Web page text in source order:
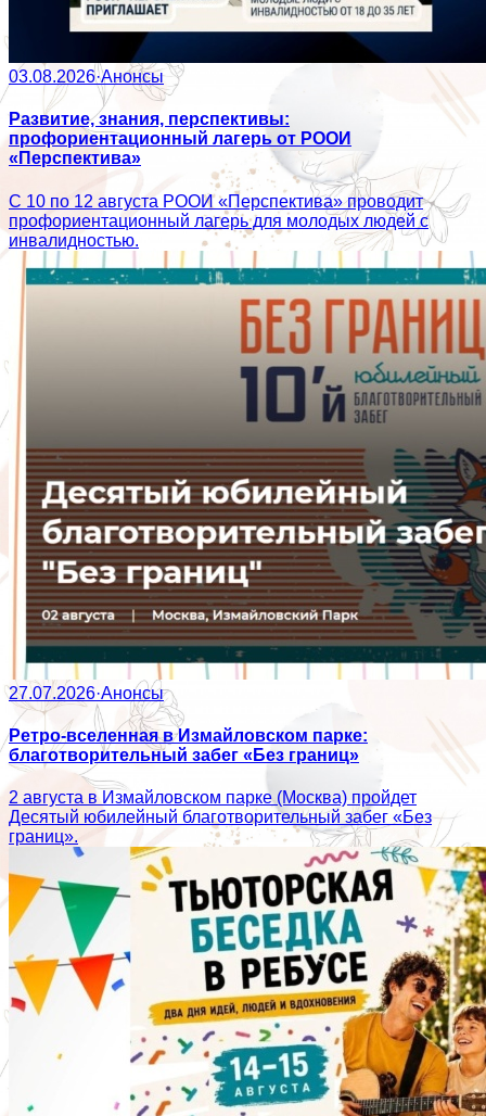
03.08.2026·Анонсы
Развитие, знания, перспективы:
профориентационный лагерь от РООИ
«Перспектива»
С 10 по 12 августа РООИ «Перспектива» проводит
профориентационный лагерь для молодых людей с
инвалидностью.
27.07.2026·Анонсы
Ретро-вселенная в Измайловском парке:
благотворительный забег «Без границ»
2 августа в Измайловском парке (Москва) пройдет
Десятый юбилейный благотворительный забег «Без
границ».